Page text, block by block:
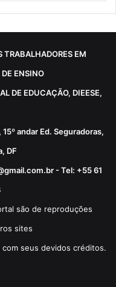
TRABALHADORES EM
ENSINO
DE EDUCAÇÃO, DIEESE,
andar Ed. Seguradoras,
DF
- Tel: +55 61
são de reproduções
sites
seus devidos créditos.